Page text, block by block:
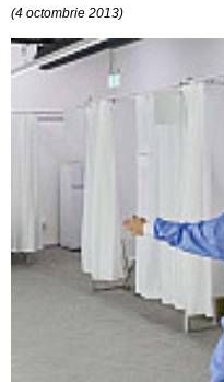
(4 octombrie 2013)